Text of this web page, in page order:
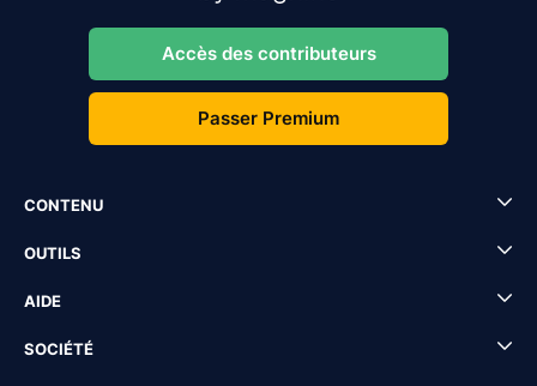
Accès des contributeurs
Passer Premium
CONTENU
OUTILS
AIDE
SOCIÉTÉ